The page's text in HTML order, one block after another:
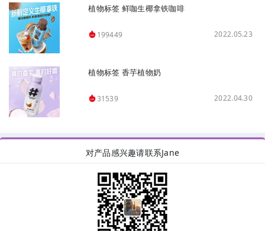
植物标签 鲜咖生椰拿铁咖啡
199449 2022.05.23
植物标签 香芋植物奶
31539 2022.04.30
对产品感兴趣请联系Jane